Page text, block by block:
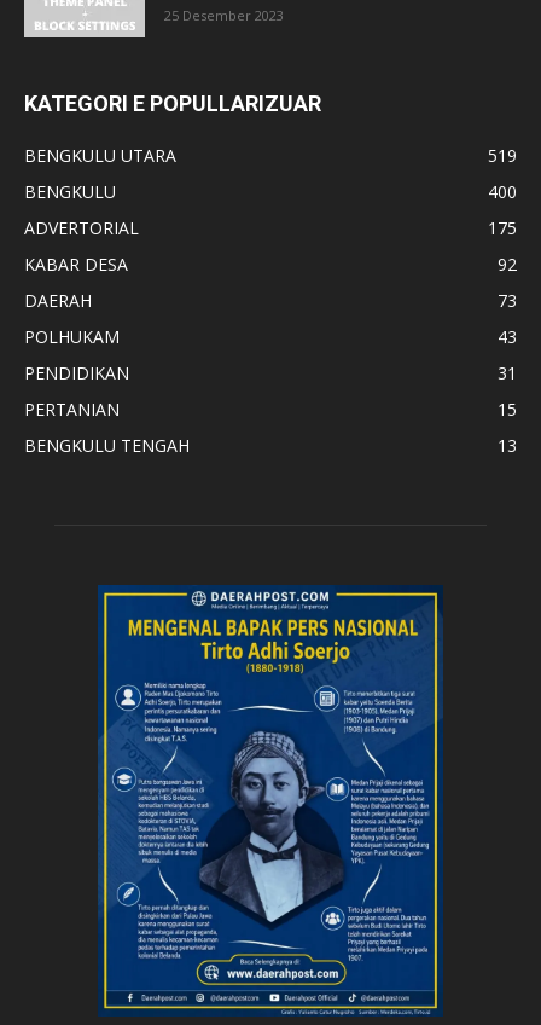
25 Desember 2023
KATEGORI E POPULLARIZUAR
BENGKULU UTARA
519
BENGKULU
400
ADVERTORIAL
175
KABAR DESA
92
DAERAH
73
POLHUKAM
43
PENDIDIKAN
31
PERTANIAN
15
BENGKULU TENGAH
13